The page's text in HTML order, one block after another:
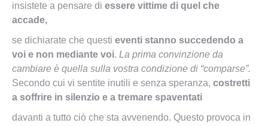
insistete a pensare di essere vittime di quel che
accade,
se dichiarate che questi eventi stanno succedendo a
voi e non mediante voi. La prima convinzione da
cambiare è quella sulla vostra condizione di “comparse”.
Secondo cui vi sentite inutili e senza speranza, costretti
a soffrire in silenzio e a tremare spaventati
davanti a tutto ciò che sta avvenendo. Questo provoca in